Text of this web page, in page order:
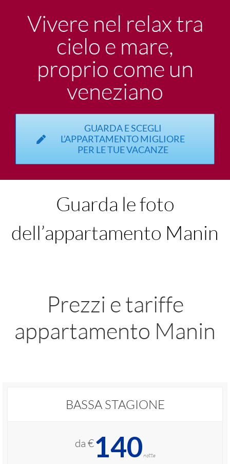
Vivere nel relax tra
cielo e mare,
proprio come un
veneziano
GUARDA E SCEGLI
L’APPARTAMENTO MIGLIORE
PER LE TUE VACANZE
Guarda le foto
dell’appartamento Manin
Prezzi e tariffe
appartamento Manin
BASSA STAGIONE
da €140notte